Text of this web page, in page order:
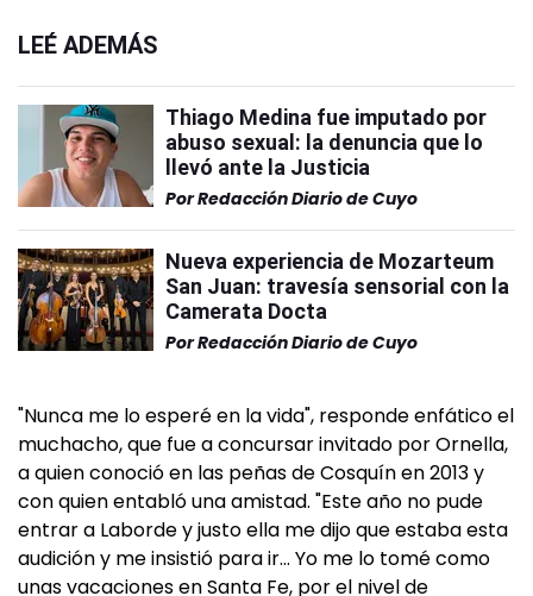
LEÉ ADEMÁS
Thiago Medina fue imputado por
abuso sexual: la denuncia que lo
llevó ante la Justicia
PorRedacción Diario de Cuyo
Nueva experiencia de Mozarteum
San Juan: travesía sensorial con la
Camerata Docta
PorRedacción Diario de Cuyo
"Nunca me lo esperé en la vida", responde enfático el
muchacho, que fue a concursar invitado por Ornella,
a quien conoció en las peñas de Cosquín en 2013 y
con quien entabló una amistad. "Este año no pude
entrar a Laborde y justo ella me dijo que estaba esta
audición y me insistió para ir… Yo me lo tomé como
unas vacaciones en Santa Fe, por el nivel de